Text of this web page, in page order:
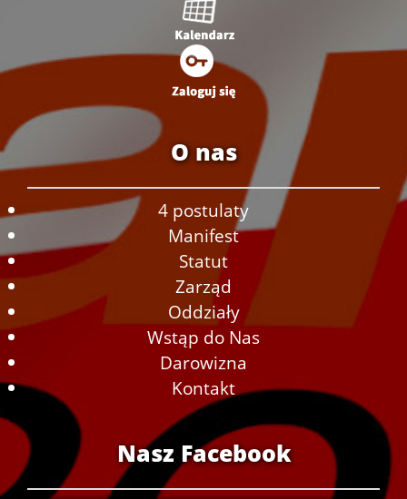
O nas
4 postulaty
Manifest
Statut
Zarząd
Oddziały
Wstąp do Nas
Darowizna
Kontakt
Nasz Facebook